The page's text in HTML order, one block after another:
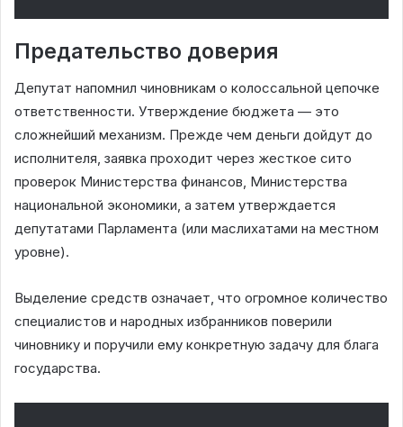
Предательство доверия
Депутат напомнил чиновникам о колоссальной цепочке
ответственности. Утверждение бюджета — это
сложнейший механизм. Прежде чем деньги дойдут до
исполнителя, заявка проходит через жесткое сито
проверок Министерства финансов, Министерства
национальной экономики, а затем утверждается
депутатами Парламента (или маслихатами на местном
уровне).
Выделение средств означает, что огромное количество
специалистов и народных избранников поверили
чиновнику и поручили ему конкретную задачу для блага
государства.